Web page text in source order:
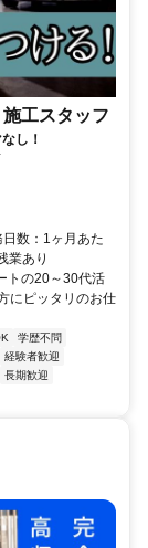
工スタッフ
し！
数：1ヶ月あた
業あり
トの20～30代活
にピッタリのお仕
学歴不問
経験者歓迎
長期歓迎